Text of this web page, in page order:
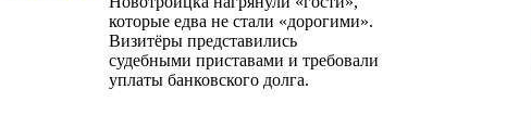
которые едва не стали «дорогими».
Визитёры представились
судебными приставами и требовали
уплаты банковского долга.